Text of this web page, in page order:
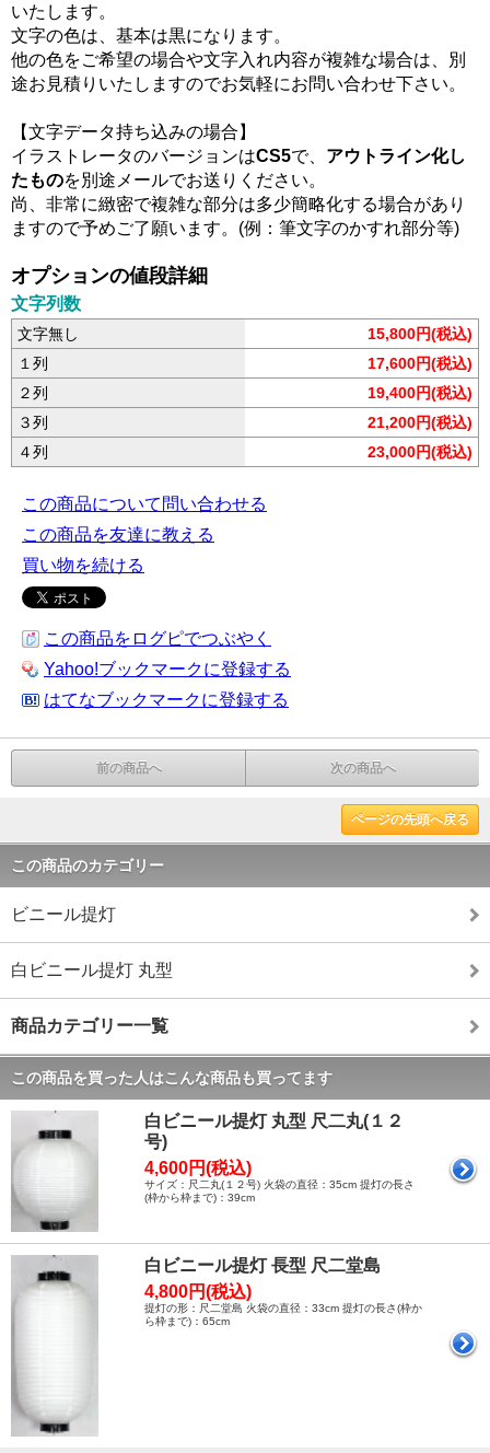
いたします。
文字の色は、基本は黒になります。
他の色をご希望の場合や文字入れ内容が複雑な場合は、別
途お見積りいたしますのでお気軽にお問い合わせ下さい。
【文字データ持ち込みの場合】
イラストレータのバージョンはCS5で、 アウトライン化し
たものを別途メールでお送りください。
尚、非常に緻密で複雑な部分は多少簡略化する場合があり
ますので予めご了願います。(例：筆文字のかすれ部分等)
オプションの値段詳細
文字列数
文字無し
15,800円(税込)
１列
17,600円(税込)
２列
19,400円(税込)
３列
21,200円(税込)
４列
23,000円(税込)
この商品について問い合わせる
この商品を友達に教える
買い物を続ける
この商品をログピでつぶやく
Yahoo!ブックマークに登録する
はてなブックマークに登録する
前の商品へ 次の商品へ
ページの先頭へ戻る
この商品のカテゴリー
ビニール提灯
白ビニール提灯 丸型
商品カテゴリー一覧
この商品を買った人はこんな商品も買ってます
白ビニール提灯 丸型 尺二丸(１２
号)
4,600円(税込)
サイズ：尺二丸(１２号) 火袋の直径：35cm 提灯の長さ
(枠から枠まで)：39cm
白ビニール提灯 長型 尺二堂島
4,800円(税込)
提灯の形：尺二堂島 火袋の直径：33cm 提灯の長さ(枠か
ら枠まで)：65cm